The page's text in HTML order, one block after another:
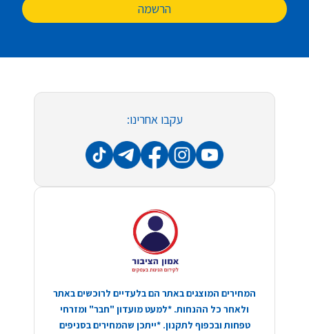
הרשמה
עקבו אחרינו:
המחירים המוצגים באתר הם בלעדיים לרוכשים באתר
ולאחר כל ההנחות. *למעט מועדון "חבר" ומזרחי
טפחות ובכפוף לתקנון. *ייתכן שהמחירים בסניפים